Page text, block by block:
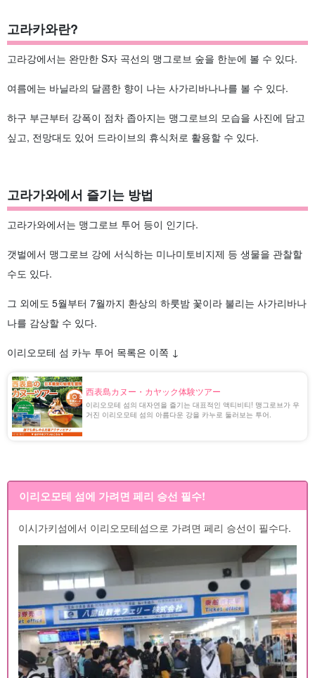
고라카와란?
고라강에서는 완만한 S자 곡선의 맹그로브 숲을 한눈에 볼 수 있다.
여름에는 바닐라의 달콤한 향이 나는 사가리바나나를 볼 수 있다.
하구 부근부터 강폭이 점차 좁아지는 맹그로브의 모습을 사진에 담고
싶고, 전망대도 있어 드라이브의 휴식처로 활용할 수 있다.
고라가와에서 즐기는 방법
고라가와에서는 맹그로브 투어 등이 인기다.
갯벌에서 맹그로브 강에 서식하는 미나미토비지제 등 생물을 관찰할
수도 있다.
그 외에도 5월부터 7월까지 환상의 하룻밤 꽃이라 불리는 사가리바나
나를 감상할 수 있다.
이리오모테 섬 카누 투어 목록은 이쪽 ↓
西表島カヌー・カヤック体験ツアー
이리오모테 섬의 대자연을 즐기는 대표적인 액티비티! 맹그로브가 우
거진 이리오모테 섬의 아름다운 강을 카누로 둘러보는 투어.
이리오모테 섬에 가려면 페리 승선 필수!
이시가키섬에서 이리오모테섬으로 가려면 페리 승선이 필수다.